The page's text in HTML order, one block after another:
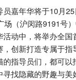
嘉年华将于10月25
场（沪闵路9191号
动中，将举办全国
创新打造专属于指
指导员们，都可以
找隐藏的野趣与美